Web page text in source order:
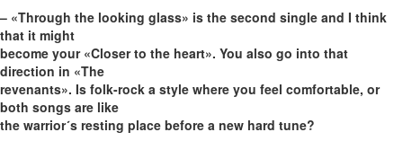
– «Through the looking glass» is the second single and I think
that it might
become your «Closer to the heart». You also go into that
direction in «The
revenants». Is folk-rock a style where you feel comfortable, or
both songs are like
the warrior´s resting place before a new hard tune?